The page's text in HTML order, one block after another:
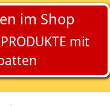
im Shop
mit